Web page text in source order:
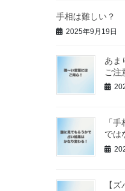
手相は難しい？
2025年9月19日
あま
ご注
「
では
【